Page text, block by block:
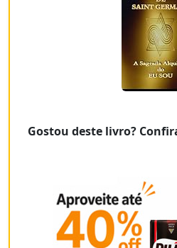
Gostou deste livro?